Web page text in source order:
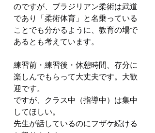
のですが、ブラジリアン柔術は武道
であり「柔術体育」と名乗っている
ことでも分かるように、教育の場で
あるとも考えています。
練習前・練習後・休憩時間、存分に
楽しんでもらって大丈夫です。大歓
迎です。
ですが、クラス中（指導中）は集中
してほしい。
先生が話しているのにフザケ続ける